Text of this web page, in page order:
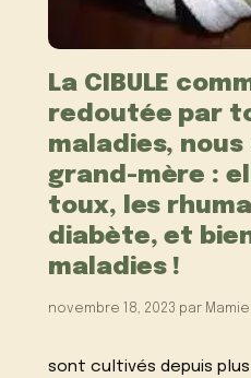
La CIBULE
redoutée par
maladies,
grand-mère :
toux, les
diabète, et
maladies !
novembre 18, 2023 par
sont cultivés depuis plus